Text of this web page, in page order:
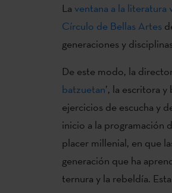
La ventana a la literatura
Círculo de Bellas Artes
generaciones y
De este modo, la
batzuetan’, la escritora
ejercicios de escucha y
inicio a la programación
placer millenial, en que
generación que ha
ternura y la rebeldía.